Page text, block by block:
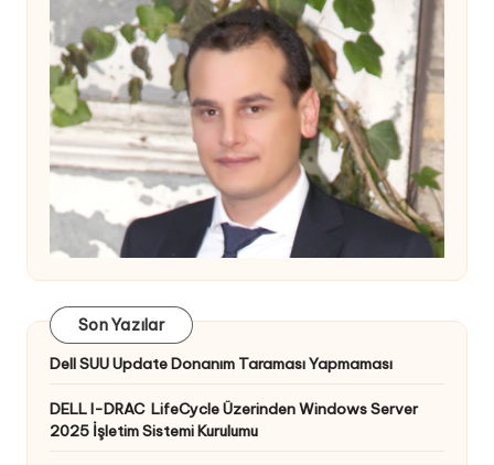
Son Yazılar
Dell SUU Update Donanım Taraması Yapmaması
DELL I-DRAC LifeCycle Üzerinden Windows Server
2025 İşletim Sistemi Kurulumu